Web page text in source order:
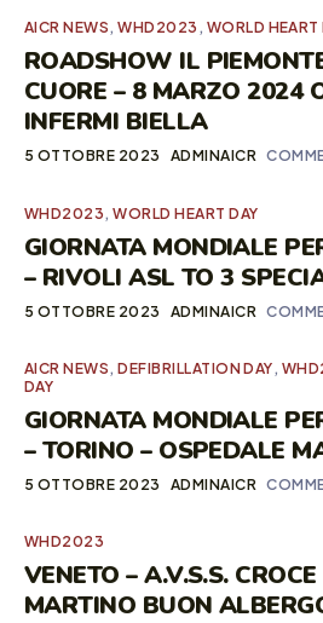
AICR NEWS,WHD2023 , WORLD HEART
ROADSHOW IL
CUORE – 8 MARZO 2024
INFERMI BIELLA
5 OTTOBRE 2023 ADMINAICR
WHD2023 ,WORLD HEART DAY
GIORNATA MONDIALE
– RIVOLI ASL TO 3
5 OTTOBRE 2023 ADMINAICR
AICR NEWS ,DEFIBRILLATION DAY ,
DAY
GIORNATA MONDIALE
– TORINO – OSPEDALE
5 OTTOBRE 2023 ADMINAICR
WHD2023
VENETO – A.V.S.S.
MARTINO BUON